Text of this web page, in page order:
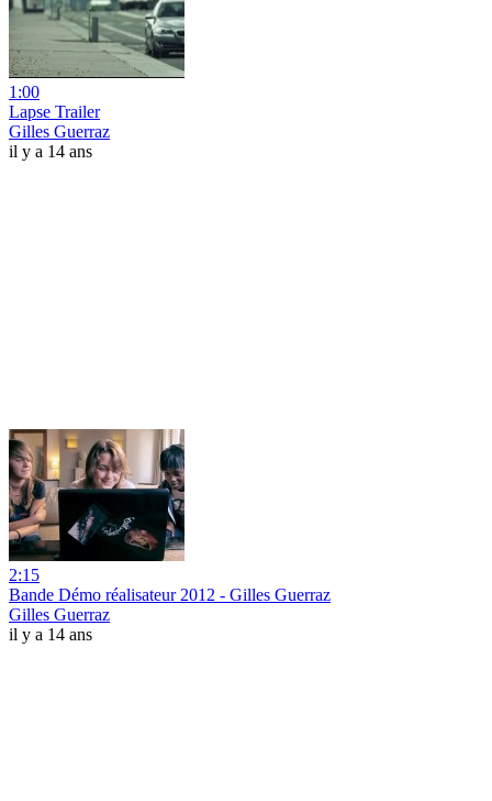
1:00
Lapse Trailer
Gilles Guerraz
il y a 14 ans
2:15
Bande Démo réalisateur 2012 - Gilles Guerraz
Gilles Guerraz
il y a 14 ans